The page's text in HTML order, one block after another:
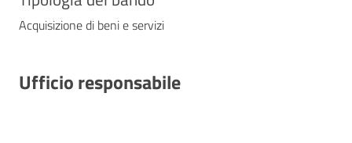
Acquisizione di beni e servizi
Ufficio responsabile